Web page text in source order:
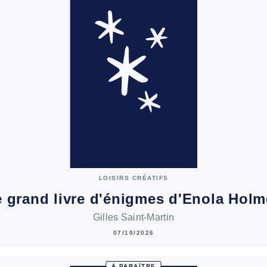
LOISIRS CRÉATIFS
grand livre d'énigmes d'Enola
Gilles Saint-Martin
07/10/2026